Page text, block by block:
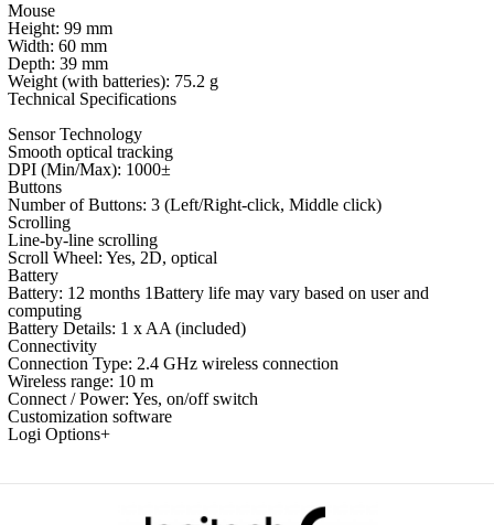
Mouse
Height: 99 mm
Width: 60 mm
Depth: 39 mm
Weight (with batteries): 75.2 g
Technical Specifications
Sensor Technology
Smooth optical tracking
DPI (Min/Max): 1000±
Buttons
Number of Buttons: 3 (Left/Right-click, Middle click)
Scrolling
Line-by-line scrolling
Scroll Wheel: Yes, 2D, optical
Battery
Battery: 12 months 1Battery life may vary based on user and
computing
Battery Details: 1 x AA (included)
Connectivity
Connection Type: 2.4 GHz wireless connection
Wireless range: 10 m
Connect / Power: Yes, on/off switch
Customization software
Logi Options+